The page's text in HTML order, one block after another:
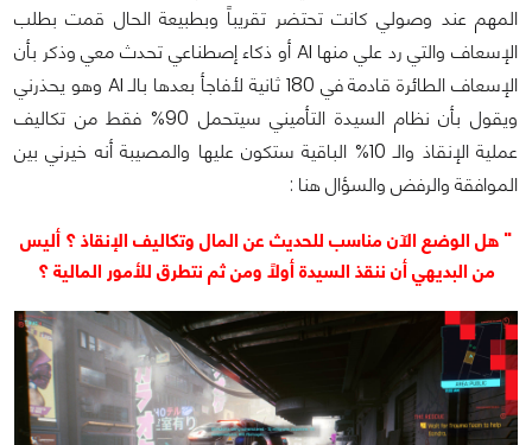
المهم عند وصولي كانت تحتضر تقريباً وبطبيعة الحال قمت بطلب
الإسعاف والتي رد علي منها AI أو ذكاء إصطناعي تحدث معي وذكر بأن
الإسعاف الطائرة قادمة في 180 ثانية لأفاجأ بعدها بالـ AI وهو يحذرني
ويقول بأن نظام السيدة التأميني سيتحمل 90% فقط من تكاليف
عملية الإنقاذ والـ 10% الباقية ستكون عليها والمصيبة أنه خيرني بين
الموافقة والرفض والسؤال هنا :
" هل الوضع الآن مناسب للحديث عن المال وتكاليف الإنقاذ ؟ أليس
من البديهي أن ننقذ السيدة أولاً ومن ثم نتطرق للأمور المالية ؟